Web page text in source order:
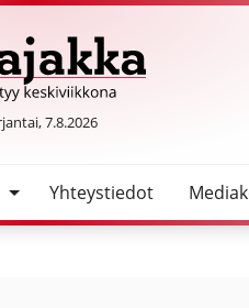
SeutuMajakka
7.8.2026
Yhteystiedot